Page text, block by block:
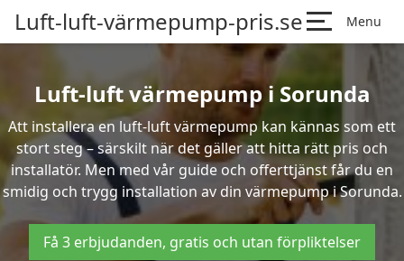
Luft-luft-värmepump-pris.se Menu
Luft-luft värmepump i Sorunda
Att installera en luft-luft värmepump kan kännas som ett
stort steg – särskilt när det gäller att hitta rätt pris och
installatör. Men med vår guide och offerttjänst får du en
smidig och trygg installation av din värmepump i Sorunda.
Få 3 erbjudanden, gratis och utan förpliktelser